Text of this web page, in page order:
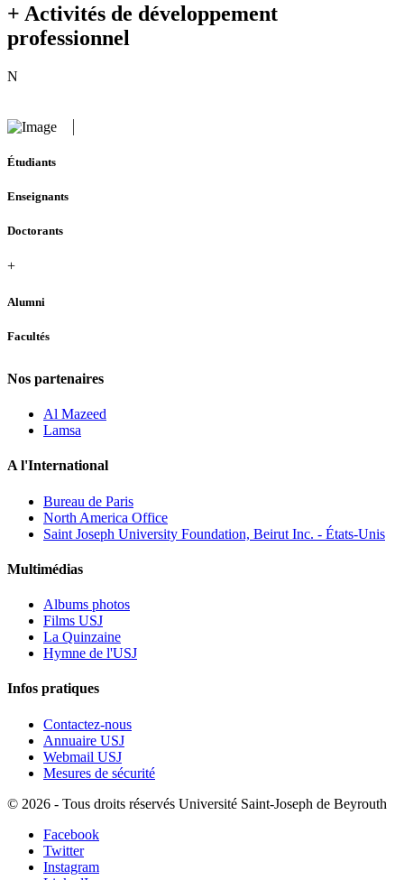
+ Activités de développement
professionnel
N
Étudiants
Enseignants
Doctorants
+
Alumni
Facultés
Nos partenaires
Al Mazeed
Lamsa
A l'International
Bureau de Paris
North America Office
Saint Joseph University Foundation, Beirut Inc. - États-Unis
Multimédias
Albums photos
Films USJ
La Quinzaine
Hymne de l'USJ
Infos pratiques
Contactez-nous
Annuaire USJ
Webmail USJ
Mesures de sécurité
© 2026 - Tous droits réservés Université Saint-Joseph de Beyrouth
Facebook
Twitter
Instagram